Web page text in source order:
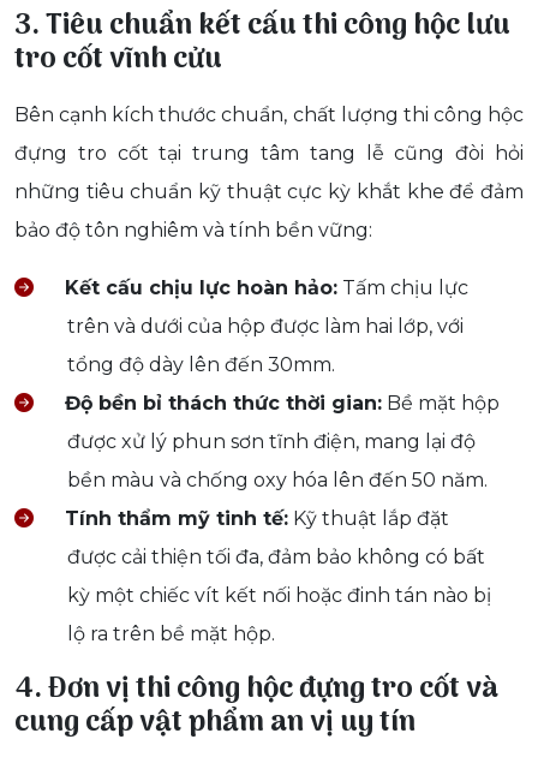
3. Tiêu chuẩn kết cấu thi công hộc lưu
tro cốt vĩnh cửu
Bên cạnh kích thước chuẩn, chất lượng thi công hộc
đựng tro cốt tại trung tâm tang lễ cũng đòi hỏi
những tiêu chuẩn kỹ thuật cực kỳ khắt khe để đảm
bảo độ tôn nghiêm và tính bền vững:
Kết cấu chịu lực hoàn hảo: Tấm chịu lực
trên và dưới của hộp được làm hai lớp, với
tổng độ dày lên đến 30mm.
Độ bền bỉ thách thức thời gian: Bề mặt hộp
được xử lý phun sơn tĩnh điện, mang lại độ
bền màu và chống oxy hóa lên đến 50 năm.
Tính thẩm mỹ tinh tế: Kỹ thuật lắp đặt
được cải thiện tối đa, đảm bảo không có bất
kỳ một chiếc vít kết nối hoặc đinh tán nào bị
lộ ra trên bề mặt hộp.
4. Đơn vị thi công hộc đựng tro cốt và
cung cấp vật phẩm an vị uy tín